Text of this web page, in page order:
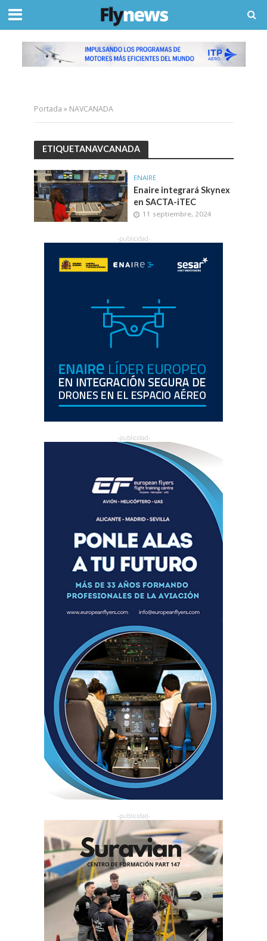
Portada » NAVCANADA
ETIQUETANAVCANADA
ENAIRE
Enaire integrará Skynex
en SACTA-iTEC
11 septiembre, 2024